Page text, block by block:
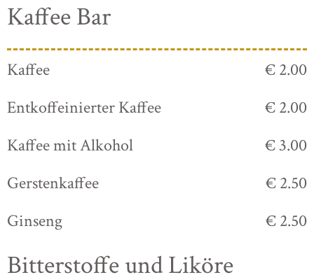
Kaffee Bar
Kaffee
€ 2.00
Entkoffeinierter Kaffee
€ 2.00
Kaffee mit Alkohol
€ 3.00
Gerstenkaffee
€ 2.50
Ginseng
€ 2.50
Bitterstoffe und Liköre